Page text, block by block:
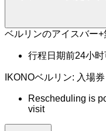
ベルリンのアイスバー
行程日期前24小时
IKONOベルリン: 入場券
Rescheduling is
visit